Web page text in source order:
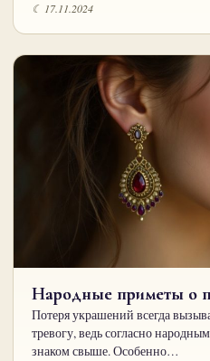
☾ 17.11.2024
Народные приметы о
Потеря украшений всегда
тревогу, ведь согласно
знаком свыше. Особенно…